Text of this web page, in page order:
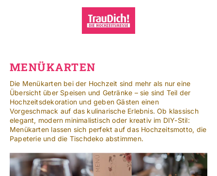
Mehr
SUCHE
NACH:
Leichte Sprache
MENÜKARTEN
Die Menükarten bei der Hochzeit sind mehr als nur eine
Übersicht über Speisen und Getränke – sie sind Teil der
Hochzeitsdekoration und geben Gästen einen
Vorgeschmack auf das kulinarische Erlebnis. Ob klassisch
elegant, modern minimalistisch oder kreativ im DIY-Stil:
Menükarten lassen sich perfekt auf das Hochzeitsmotto, die
Papeterie und die Tischdeko abstimmen.